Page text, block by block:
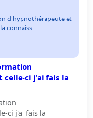
d'hypnothérapeute et
connaiss
celle-ci j'ai fais la
ci j'ai fais la